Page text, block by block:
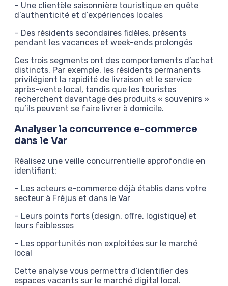
– Une clientèle saisonnière touristique en quête
d’authenticité et d’expériences locales
– Des résidents secondaires fidèles, présents
pendant les vacances et week-ends prolongés
Ces trois segments ont des comportements d’achat
distincts. Par exemple, les résidents permanents
privilégient la rapidité de livraison et le service
après-vente local, tandis que les touristes
recherchent davantage des produits « souvenirs »
qu’ils peuvent se faire livrer à domicile.
Analyser la concurrence e-commerce
dans le Var
Réalisez une veille concurrentielle approfondie en
identifiant:
– Les acteurs e-commerce déjà établis dans votre
secteur à Fréjus et dans le Var
– Leurs points forts (design, offre, logistique) et
leurs faiblesses
– Les opportunités non exploitées sur le marché
local
Cette analyse vous permettra d’identifier des
espaces vacants sur le marché digital local.